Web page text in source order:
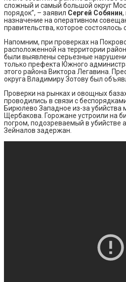
сложный и самый большой округ
порядок”, – заявил Сергей Собянин,
назначение на оперативном
правительства, которое состоялось
Напомним, при проверках на
расположенной на территории
были выявлены серьезные
только префекта Южного
этого района Виктора Легавина.
округа Владимиру Зотову был
Проверки на рынках и овощных
проводились в связи с
Бирюлево Западное из-за убийства
Щербакова. Горожане устроили на
погром, подозреваемый в убийстве
Зейналов задержан.